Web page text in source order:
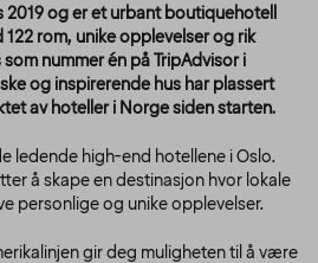
2019 og er et urbant boutiquehotell
rom, unike opplevelser og rik
nummer én på TripAdvisor i
og inspirerende hus har plassert
av hoteller i Norge siden starten.
ledende high-end hotellene i Oslo.
å skape en destinasjon hvor lokale
personlige og unike opplevelser.
gir deg muligheten til å være